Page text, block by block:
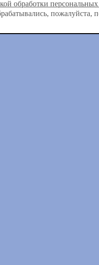
обработки
пожалуйста,